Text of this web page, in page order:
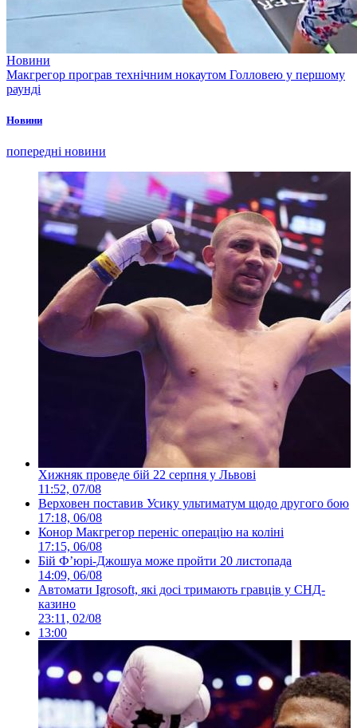
Новини
Макгрегор програв технічним нокаутом Голловею у першому
раунді
Новини
попередні новини
Хижняк проведе бій 22 серпня у Львові
11:52, 07/08
Верховен поставив Усику ультиматум щодо другого бою
17:18, 06/08
Конор Макгрегор переніс операцію на коліні
17:15, 06/08
Бій Ф’юрі-Джошуа може пройти 20 листопада
14:09, 06/08
Автомати Igrosoft, які досі тримають гравців у СНД-
казино
23:11, 02/08
13:00